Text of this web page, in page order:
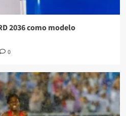
2036 como modelo
0